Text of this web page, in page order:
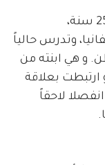
تيفاني هي ابنة ترامب الصغرى وعمرها 25 سنة،
وتدرس حالياً
و هي ابنته من
ارتبطت بعلاقة
مكانيك" في صيف 2017 ثم انفصلا لاحقاً